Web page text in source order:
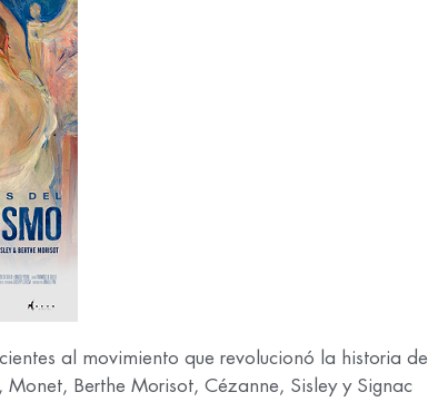
al movimiento que revolucionó la historia del
Berthe Morisot, Cézanne, Sisley y Signac